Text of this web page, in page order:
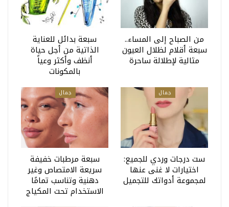
من الصباح إلى المساء..
سبعة أقلام لظلال العيون
مثالية لإطلالة ساحرة
سبعة بدائل للعناية
الذاتية من أجل حياة
أنظف وأكثر وعياً
بالمكونات
جمال
ست درجات وردي للجميع:
اختيارات لا غنى عنها
لمجموعة أدواتك للتجميل
جمال
سبعة مرطبات خفيفة
سريعة الامتصاص وغير
دهنية وتناسب تمامًا
الاستخدام تحت المكياج